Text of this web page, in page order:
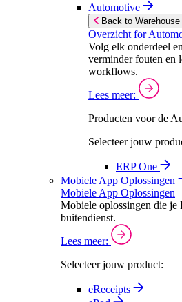
Automotive
Back to
Overzicht for
Volg elk onderdeel
verminder fouten en
workflows.
Lees meer:
Producten voor de
Selecteer jouw
ERP One
Mobiele App Oplossingen
Mobiele App Oplossingen
Mobiele oplossingen die je
buitendienst.
Lees meer:
Selecteer jouw product:
eReceipts